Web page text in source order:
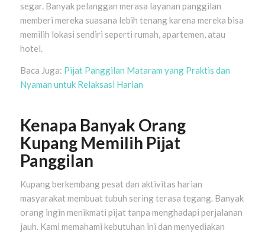
segar. Banyak pelanggan merasa layanan panggilan
memberi mereka suasana lebih tenang karena mereka bisa
memilih lokasi sendiri seperti rumah, apartemen, atau
hotel.
Baca Juga: Pijat Panggilan Mataram yang Praktis dan
Nyaman untuk Relaksasi Harian
Kenapa Banyak Orang
Kupang Memilih Pijat
Panggilan
Kupang berkembang pesat dan aktivitas harian
masyarakat membuat tubuh sering terasa tegang. Banyak
orang ingin menikmati pijat tanpa menghadapi perjalanan
jauh. Kami memahami kebutuhan ini dan menyediakan